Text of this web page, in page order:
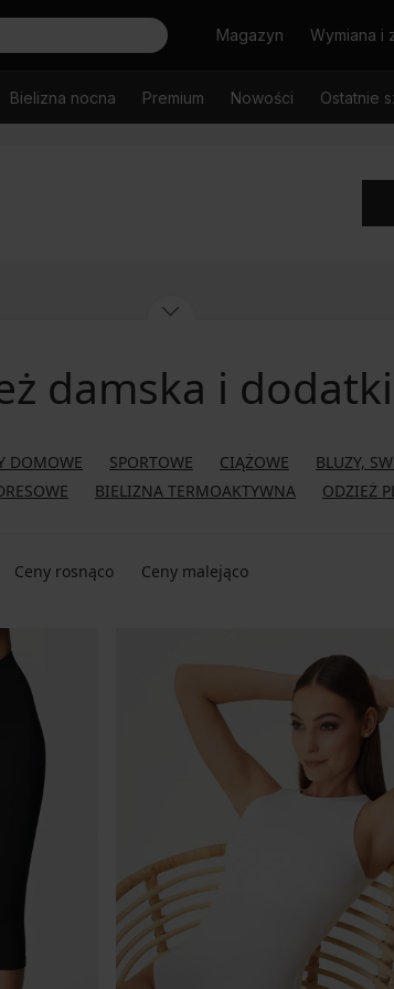
SzukajMagazyn Wymiana i
Bielizna nocna Premium Nowości Ostatnie
damska i dodatki
DOMOWE SPORTOWE CIĄŻOWE
BLUZY,
BIELIZNA TERMOAKTYWNA ODZIEŻ
Ceny rosnąco Ceny malejąco